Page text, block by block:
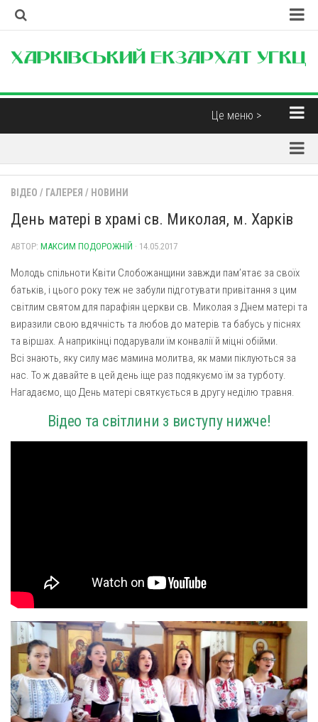
Про екзархат
Це меню >
Парохії
Парохії Харківської області
Парафія св. Миколая Чудотворця (м. Харків)
Свято-Дмитрівська парафія (м. Харків)
Пресвятої Трійці (м. Харків)
Свято-Покровський монастир отців Василіян (смт.
Покотилівка)
Архистратига Михаїла (м. Люботин)
Покрови Пресвятої Богородиці (с. Вільча)
Преображенська парафія (м. Лозова)
Парафія Благовіщення Пресвятої Богородиці (смт
Благовіщення Пресвятої Богородиці (с. Шевченки)
Вознесіння ГНІХ (с. Витівка)
Вознесіння Господнього (м. Кобеляки)
Пророка Іллі (смт. Білики)
Різдва Пресвятої Богородиці (с. Вільховатка)
Корисні матеріали
Інтерв’ю
Думка
Бібліотека
Християнські фільми
Духовна музика
Газета Християнський голос
Надруковані числа
Молитви
Рух pro-life
ВІДЕО / ГАЛЕРЕЯ / НОВИНИ
День матері в храмі св. Миколая, м. Харків
АВТОР: МАКСИМ ПОДОРОЖНІЙ · 14.05.2017
Молодь спільноти Квіти Слобожанщини завжди пам’ятає за своїх
батьків, і цього року теж не забули підготувати привітання з цим
світлим святом для парафіян церкви св. Миколая з Днем матері та
виразили свою вдячність та любов до матерів та бабусь у піснях
та віршах. А наприкінці подарували їм конвалії й міцні обійми.
Всі знають, яку силу має мамина молитва, як мами піклуються за
нас. То ж давайте в цей день іще раз подякуємо їм за турботу.
Нагадаємо, що День матері святкується в другу неділю травня.
Відео та світлини з виступу нижче!